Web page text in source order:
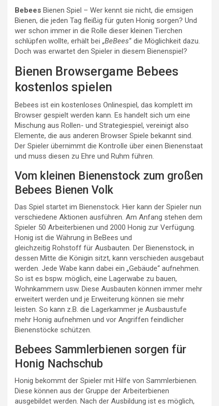
Bebees Bienen Spiel – Wer kennt sie nicht, die emsigen
Bienen, die jeden Tag fleißig für guten Honig sorgen? Und
wer schon immer in die Rolle dieser kleinen Tierchen
schlüpfen wollte, erhält bei „BeBees“ die Möglichkeit dazu.
Doch was erwartet den Spieler in diesem Bienenspiel?
Bienen Browsergame Bebees
kostenlos spielen
Bebees ist ein kostenloses Onlinespiel, das komplett im
Browser gespielt werden kann. Es handelt sich um eine
Mischung aus Rollen- und Strategiespiel, vereinigt also
Elemente, die aus anderen Browser Spiele bekannt sind.
Der Spieler übernimmt die Kontrolle über einen Bienenstaat
und muss diesen zu Ehre und Ruhm führen.
Vom kleinen Bienenstock zum großen
Bebees Bienen Volk
Das Spiel startet im Bienenstock. Hier kann der Spieler nun
verschiedene Aktionen ausführen. Am Anfang stehen dem
Spieler 50 Arbeiterbienen und 2000 Honig zur Verfügung.
Honig ist die Währung in BeBees und
gleichzeitig Rohstoff für Ausbauten. Der Bienenstock, in
dessen Mitte die Königin sitzt, kann verschieden ausgebaut
werden. Jede Wabe kann dabei ein „Gebäude“ aufnehmen.
So ist es bspw. möglich, eine Lagerwabe zu bauen,
Wohnkammern usw. Diese Ausbauten können immer mehr
erweitert werden und je Erweiterung können sie mehr
leisten. So kann z.B. die Lagerkammer je Ausbaustufe
mehr Honig aufnehmen und vor Angriffen feindlicher
Bienenstöcke schützen.
Bebees Sammlerbienen sorgen für
Honig Nachschub
Honig bekommt der Spieler mit Hilfe von Sammlerbienen.
Diese können aus der Gruppe der Arbeiterbienen
ausgebildet werden. Nach der Ausbildung ist es möglich,